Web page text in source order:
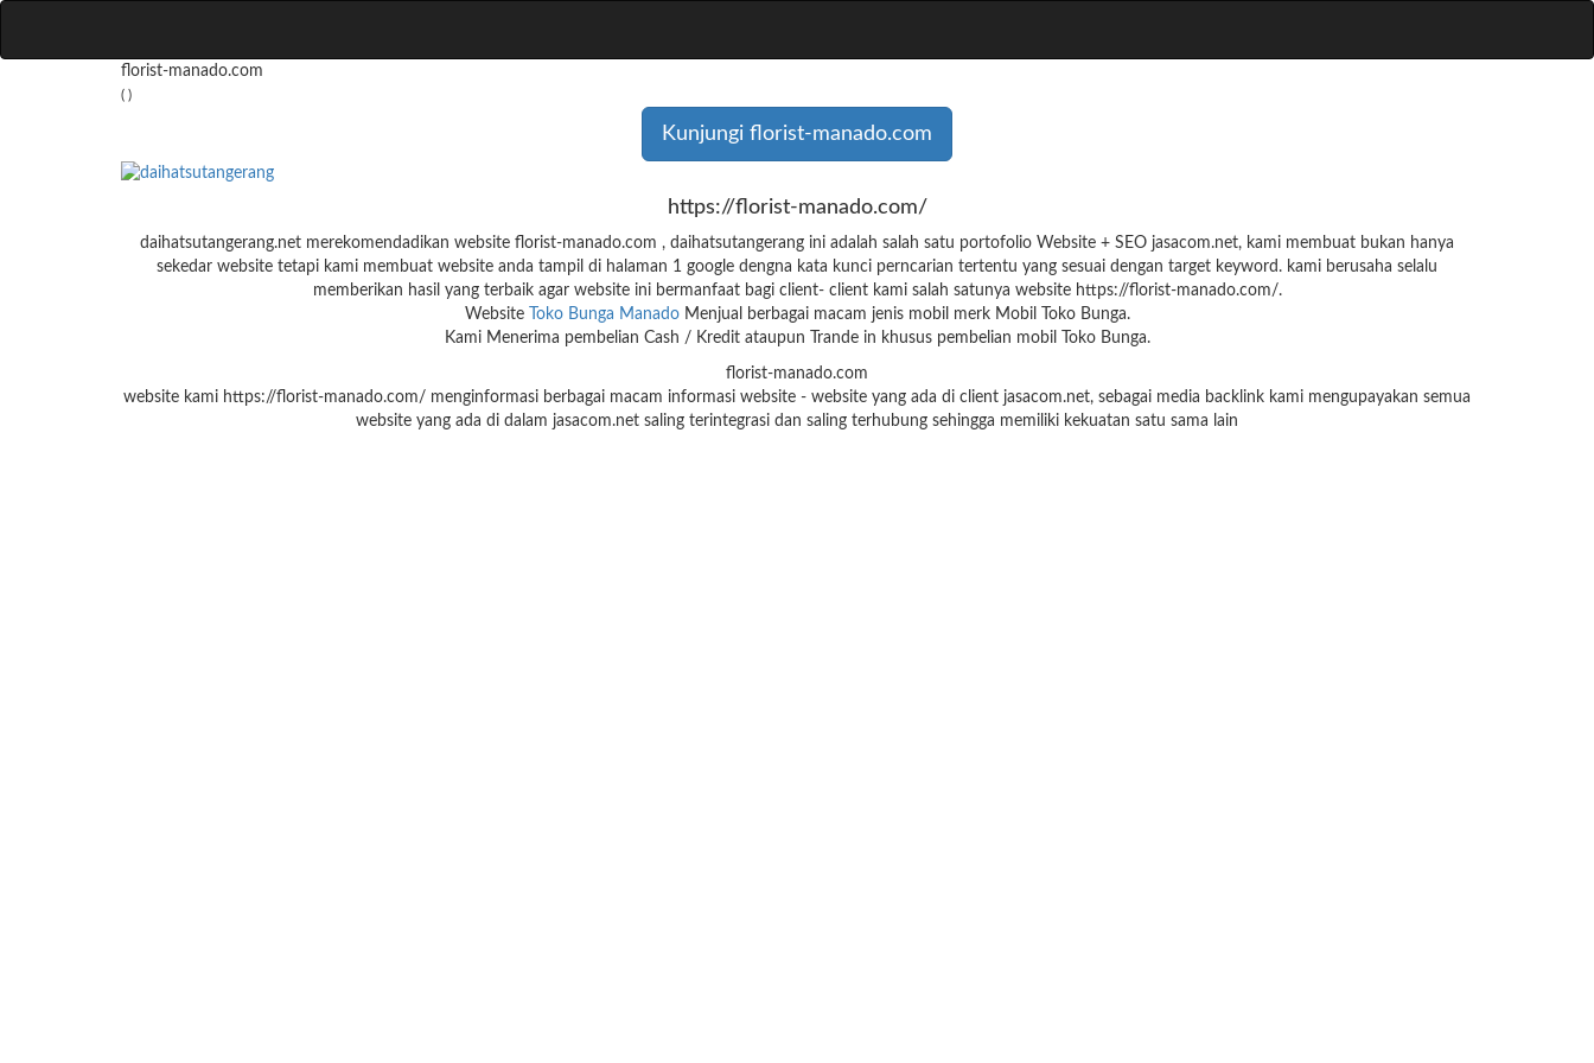
florist-manado.com
( )
Kunjungi florist-manado.com
https://florist-manado.com/
daihatsutangerang.net merekomendadikan website florist-manado.com , daihatsutangerang ini adalah salah satu portofolio Website + SEO jasacom.net, kami membuat bukan hanya
sekedar website tetapi kami membuat website anda tampil di halaman 1 google dengna kata kunci perncarian tertentu yang sesuai dengan target keyword. kami berusaha selalu
memberikan hasil yang terbaik agar website ini bermanfaat bagi client- client kami salah satunya website https://florist-manado.com/.
Website
Toko Bunga ManadoMenjual berbagai macam jenis mobil merk Mobil Toko Bunga.
Kami Menerima pembelian Cash / Kredit ataupun Trande in khusus pembelian mobil Toko Bunga.
florist-manado.com
website kami https://florist-manado.com/ menginformasi berbagai macam informasi website - website yang ada di client jasacom.net, sebagai media backlink kami mengupayakan semua
website yang ada di dalam jasacom.net saling terintegrasi dan saling terhubung sehingga memiliki kekuatan satu sama lain